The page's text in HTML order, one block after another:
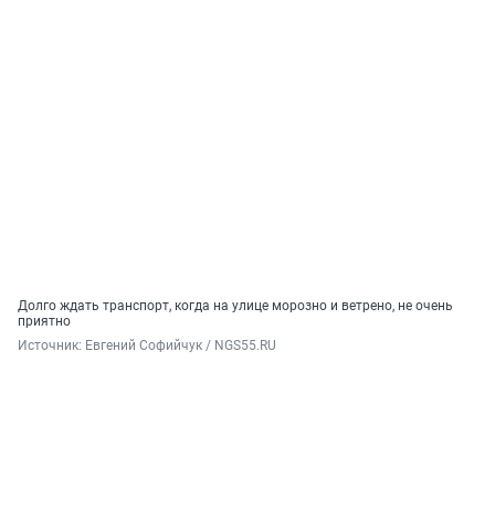
Долго ждать транспорт, когда на улице морозно и ветрено, не очень
приятно
Источник: Евгений Софийчук / NGS55.RU